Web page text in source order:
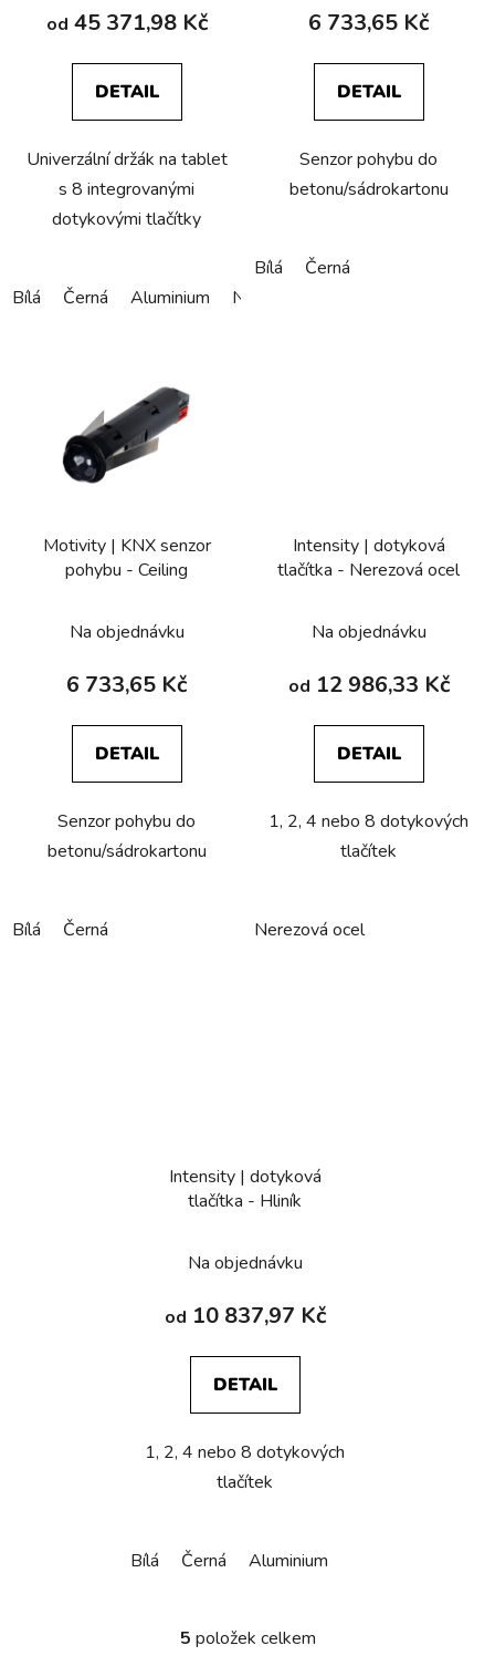
od 45 371,98 Kč
DETAIL
Univerzální držák na tablet
s 8 integrovanými
dotykovými tlačítky
Bílá Černá Aluminium Nerez
6 733,65 Kč
DETAIL
Senzor pohybu do
betonu/sádrokartonu
Bílá Černá
Motivity | KNX senzor
pohybu - Ceiling
Na objednávku
6 733,65 Kč
DETAIL
Senzor pohybu do
betonu/sádrokartonu
Bílá Černá
Intensity | dotyková
tlačítka - Nerezová ocel
Na objednávku
od 12 986,33 Kč
DETAIL
1, 2, 4 nebo 8 dotykových
tlačítek
Nerezová ocel
Intensity | dotyková
tlačítka - Hliník
Na objednávku
od 10 837,97 Kč
DETAIL
1, 2, 4 nebo 8 dotykových
tlačítek
Bílá Černá Aluminium
O
5 položek celkem